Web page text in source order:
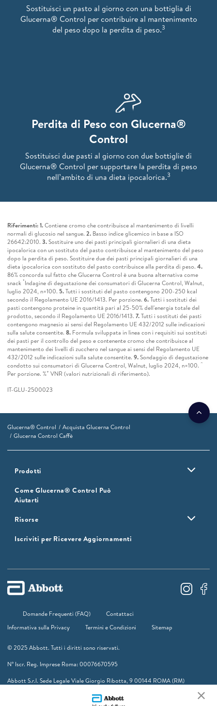
Sostituisci un pasto al giorno con una bottiglia di
Glucerna® Control per contribuire al mantenimento
del peso dopo la perdita di peso.3
Perdita di Peso con Glucerna®
Control
Sostituisci due pasti al giorno con due bottiglie di
Glucerna® Control per supportare la perdita di peso
nell’ambito di una dieta ipocalorica.3
Riferimenti: 1.Contiene cromo che contribuisce al mantenimento di livelli
normali di glucosio nel sangue. 2. Basso indice glicemico in base a ISO
26642:2010. 3.Sostituire uno dei pasti principali giornalieri di una dieta
ipocalorica con un sostituto del pasto contribuisce al mantenimento del peso
dopo la perdita di peso. Sostituire due dei pasti principali giornalieri di una
dieta ipocalorica con sostituto del pasto contribuisce alla perdita di peso. 4.
86% concorda sul fatto che Glucerna Control è una buona alternativa come
snack *Indagine di degustazione dei consumatori di Glucerna Control, Walnut,
luglio 2024, n=100. 5.Tutti i sostituti del pasto contengono 200-250 kcal
secondo il Regolamento UE 2016/1413. Per porzione. 6.Tutti i sostituti dei
pasti contengono proteine in quantità pari al 25-50% dell'energia totale del
prodotto, secondo il Regolamento UE 2016/1413. 7.Tutti i sostituti dei pasti
contengono magnesio ai sensi del Regolamento UE 432/2012 sulle indicazioni
sulla salute consentite. 8. Formula sviluppata in linea con i requisiti sui sostituti
dei pasti per il controllo del peso e contenente cromo che contribuisce al
mantenimento dei livelli di zucchero nel sangue ai sensi del Regolamento UE
432/2012 sulle indicazioni sulla salute consentite. 9.Sondaggio di degustazione
condotto sui consumatori di Glucerna Control, Walnut, luglio 2024, n=100. ^
Per porzione. %+ VNR (valori nutrizionali di riferimento).
IT-GLU-2500023
Glucerna® Control
Acquista Glucerna Control
Glucerna Control Caffè
Prodotti
Come Glucerna® Control Può
Aiutarti
Risorse
Iscriviti per Ricevere Aggiornamenti
Domande Frequenti (FAQ)
Contattaci
Informativa sulla Privacy
Termini e Condizioni Sitemap
© 2025 Abbott. Tutti i diritti sono riservati.
N° Iscr. Reg. Imprese Roma: 00076670595
Abbott S.r.l. Sede Legale Viale Giorgio Ribotta, 9 00144 ROMA (RM)